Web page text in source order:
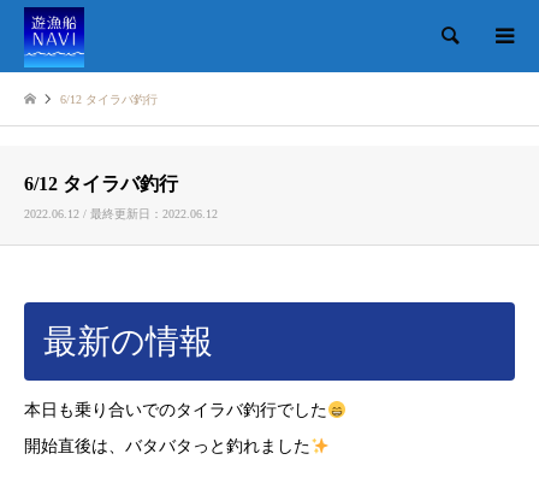
検索
6/12 タイラバ釣行
6/12 タイラバ釣行
2022.06.12 / 最終更新日：2022.06.12
最新の情報
本日も乗り合いでのタイラバ釣行でした
開始直後は、バタバタっと釣れました